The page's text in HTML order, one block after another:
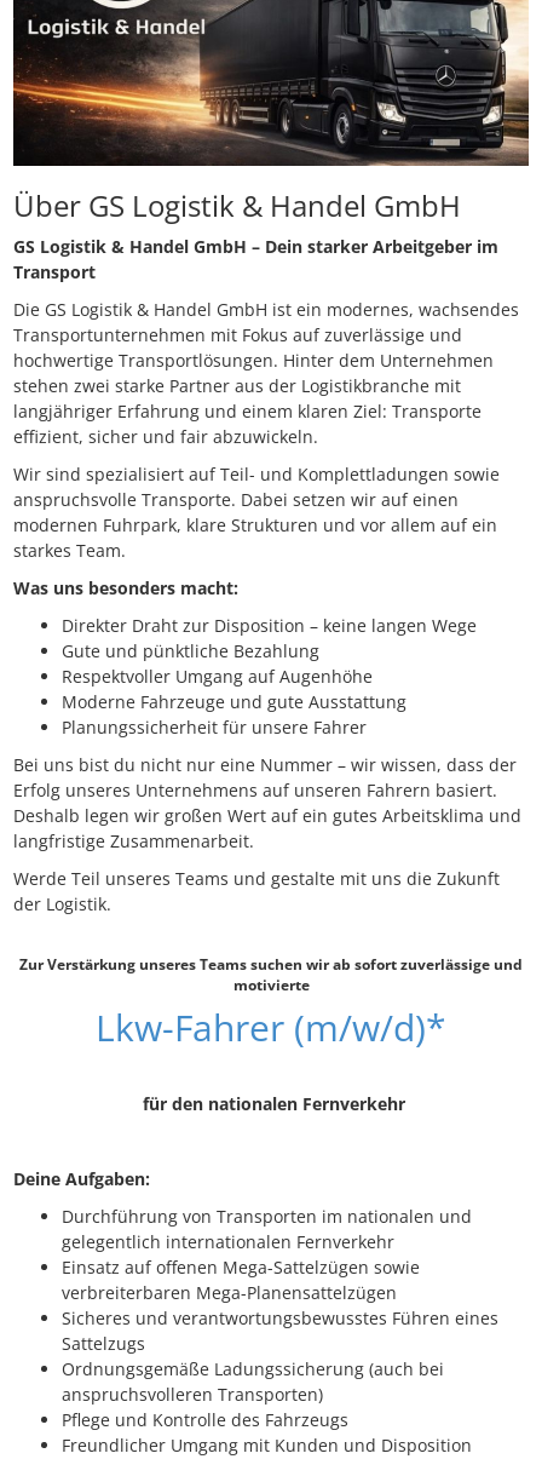
Über GS Logistik & Handel GmbH
GS Logistik & Handel GmbH – Dein starker Arbeitgeber im
Transport
Die GS Logistik & Handel GmbH ist ein modernes, wachsendes
Transportunternehmen mit Fokus auf zuverlässige und
hochwertige Transportlösungen. Hinter dem Unternehmen
stehen zwei starke Partner aus der Logistikbranche mit
langjähriger Erfahrung und einem klaren Ziel: Transporte
effizient, sicher und fair abzuwickeln.
Wir sind spezialisiert auf Teil- und Komplettladungen sowie
anspruchsvolle Transporte. Dabei setzen wir auf einen
modernen Fuhrpark, klare Strukturen und vor allem auf ein
starkes Team.
Was uns besonders macht:
Direkter Draht zur Disposition – keine langen Wege
Gute und pünktliche Bezahlung
Respektvoller Umgang auf Augenhöhe
Moderne Fahrzeuge und gute Ausstattung
Planungssicherheit für unsere Fahrer
Bei uns bist du nicht nur eine Nummer – wir wissen, dass der
Erfolg unseres Unternehmens auf unseren Fahrern basiert.
Deshalb legen wir großen Wert auf ein gutes Arbeitsklima und
langfristige Zusammenarbeit.
Werde Teil unseres Teams und gestalte mit uns die Zukunft
der Logistik.
Zur Verstärkung unseres Teams suchen wir ab sofort zuverlässige und
motivierte
Lkw-Fahrer (m/w/d)*
für den nationalen Fernverkehr
Deine Aufgaben:
Durchführung von Transporten im nationalen und
gelegentlich internationalen Fernverkehr
Einsatz auf offenen Mega-Sattelzügen sowie
verbreiterbaren Mega-Planensattelzügen
Sicheres und verantwortungsbewusstes Führen eines
Sattelzugs
Ordnungsgemäße Ladungssicherung (auch bei
anspruchsvolleren Transporten)
Pflege und Kontrolle des Fahrzeugs
Freundlicher Umgang mit Kunden und Disposition